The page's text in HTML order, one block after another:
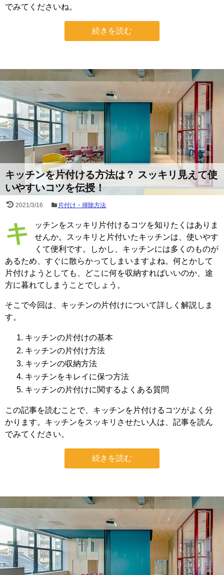
でみてくださいね。
続きを読む
キッチンを片付ける方法は？ スッキリ見えて使
いやすいコツを伝授！
2021/3/16 片付け・掃除方法
キッチンをスッキリ片付けるコツを知りたくはありま
せんか。スッキリと片付いたキッチンは、使いやす
くて便利です。しかし、キッチンには多くのものが
あるため、すぐに散らかってしまいますよね。何とかして
片付けようとしても、どこに何を収納すればいいのか、途
方に暮れてしまうことでしょう。
そこで今回は、キッチンの片付けについて詳しく解説しま
す。
キッチンの片付けの基本
キッチンの片付け方法
キッチンの収納方法
キッチンをキレイに保つ方法
キッチンの片付けに関するよくある質問
この記事を読むことで、キッチンを片付けるコツがよく分
かります。キッチンをスッキリさせたい人は、記事を読ん
でみてください。
続きを読む